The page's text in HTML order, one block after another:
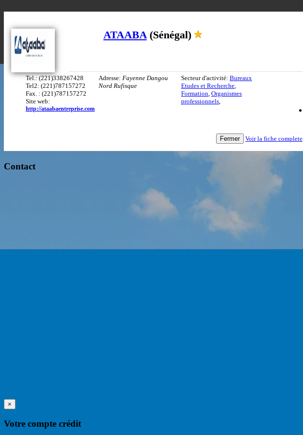
ATAABA(Sénégal)
Tel.: (221)338267428
Tel2: (221)787157272
Fax. : (221)787157272
Site web:
http://ataabaentreprise.com
Adresse: Fayenne Dangou
Nord Rufisque
Secteur d'activité: Bureaux
Etudes et Recherche,
Formation, Organismes
professionnels,
Fermer Voir la fiche complete
Contact
×
Votre compte crédit